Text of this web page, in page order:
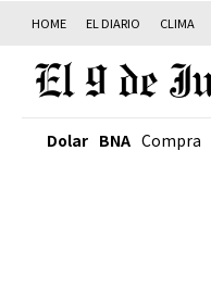
HOME EL DIARIO CLIMA
Dolar BNA Compra